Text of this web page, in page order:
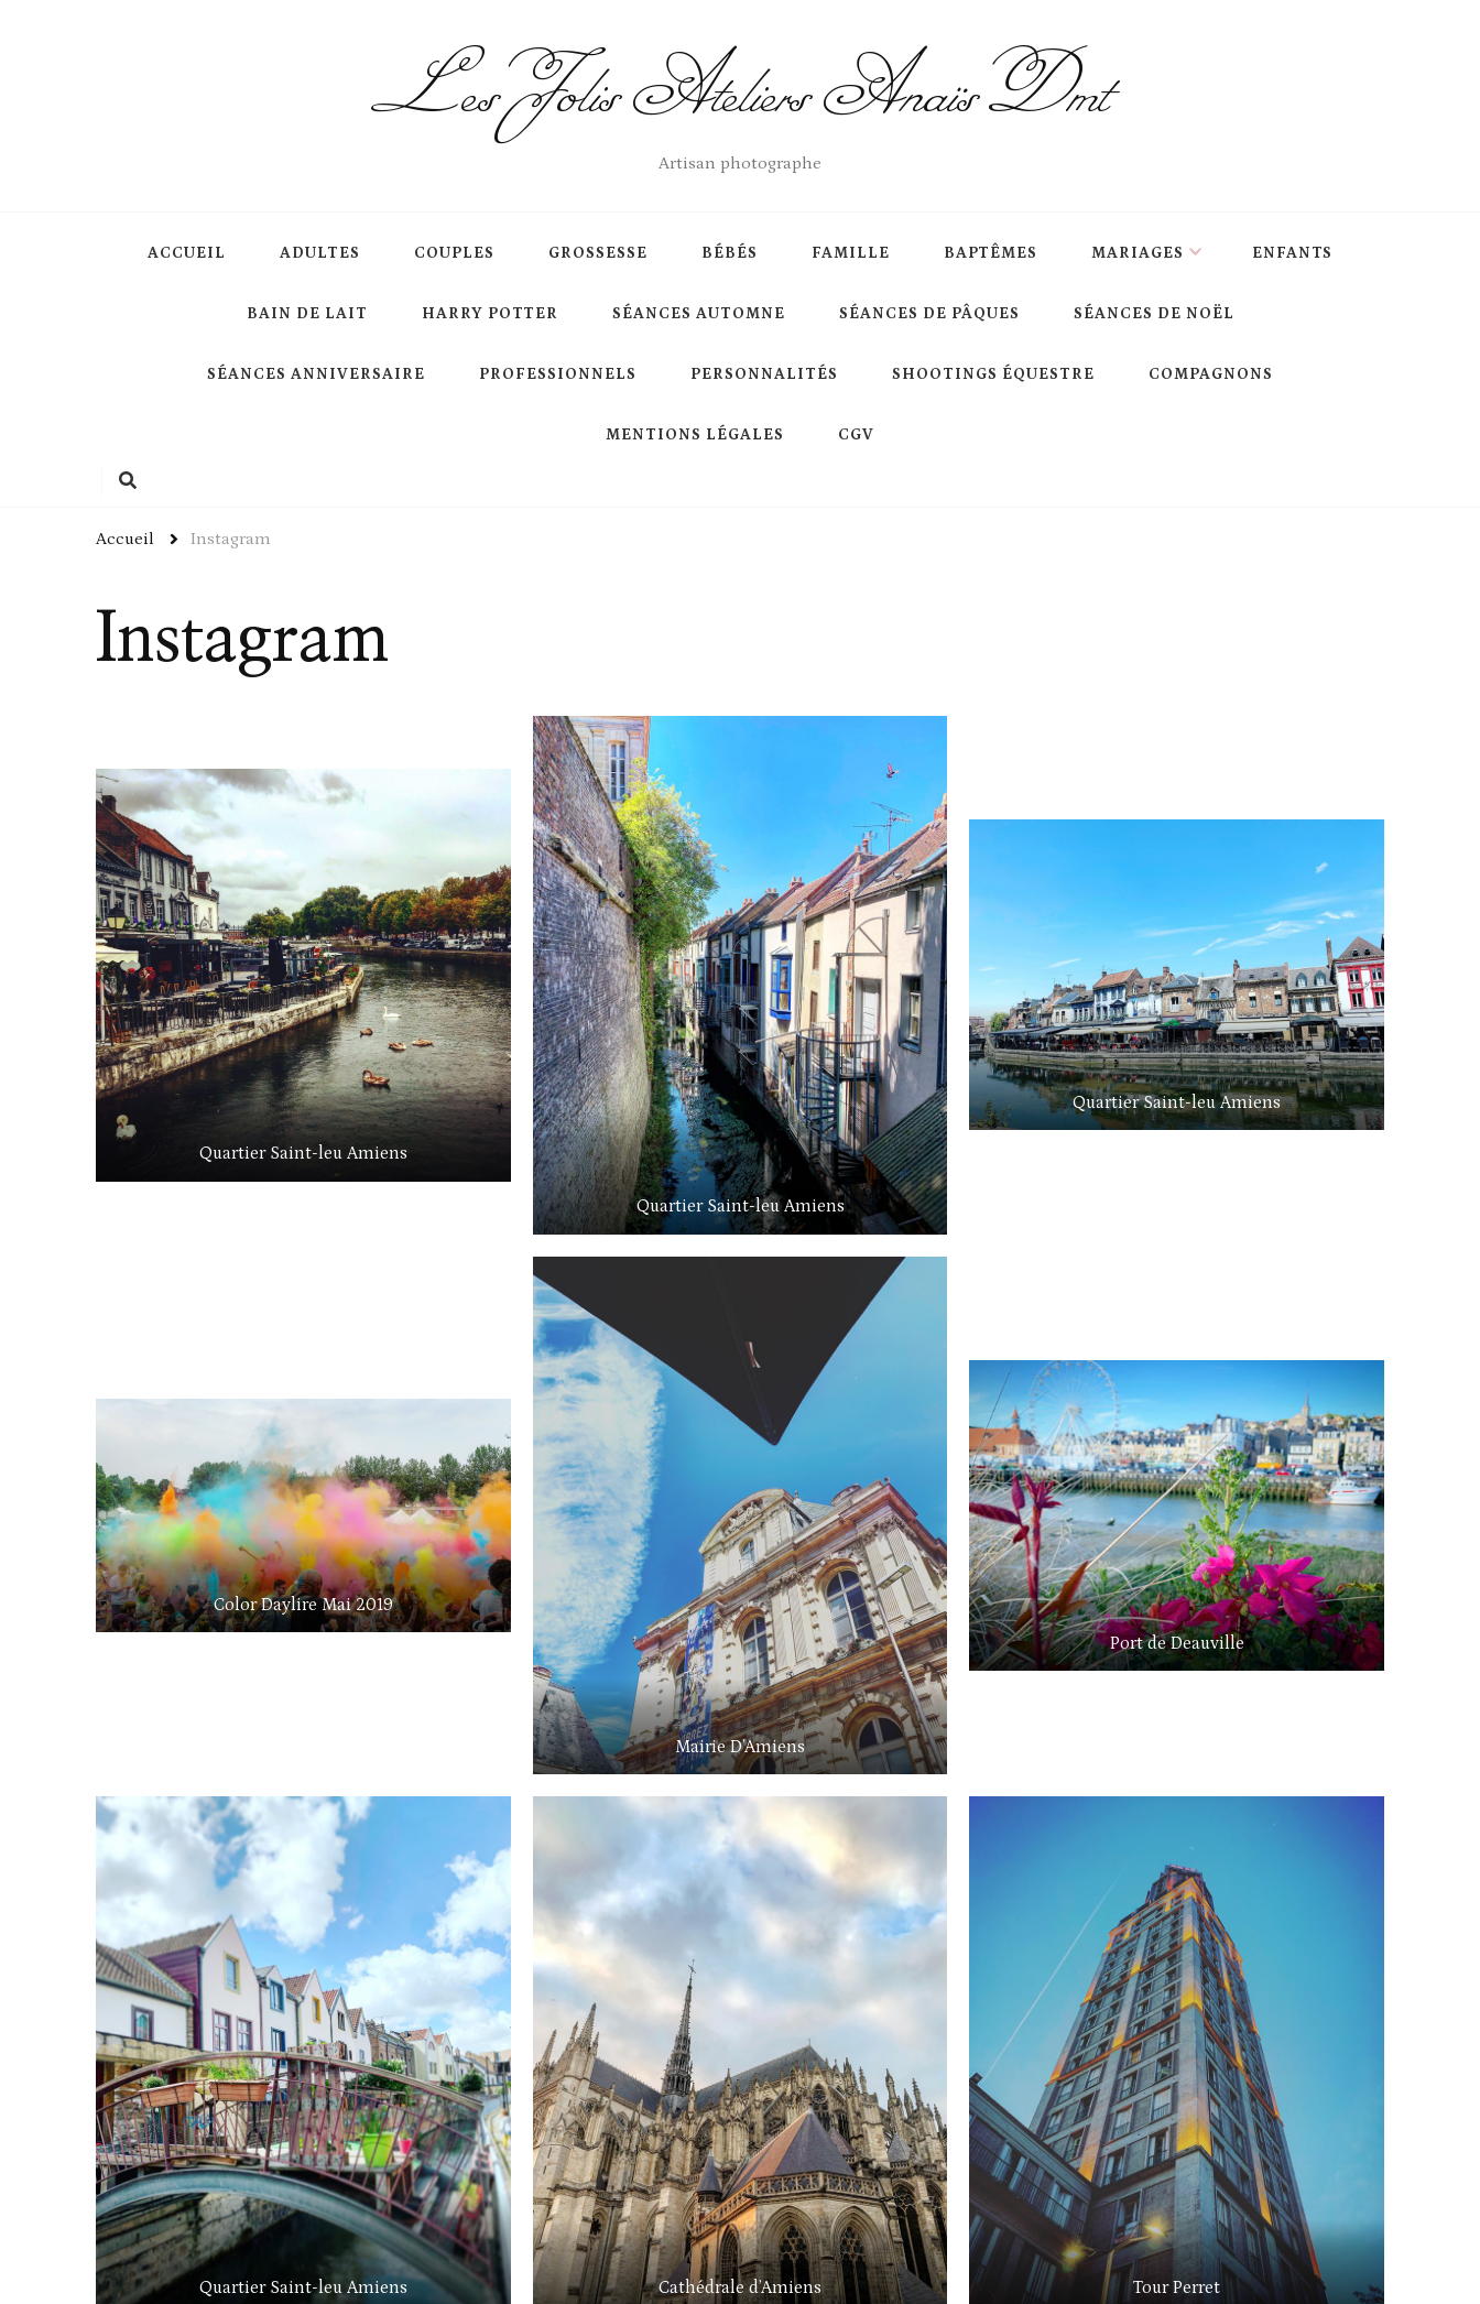
Les Jolis Ateliers Anaïs Dmt
Artisan photographe
ACCUEIL ADULTES COUPLES GROSSESSE BÉBÉS FAMILLE BAPTÊMES MARIAGES ENFANTS
BAIN DE LAIT HARRY POTTER SÉANCES AUTOMNE SÉANCES DE PÂQUES SÉANCES DE NOËL
SÉANCES ANNIVERSAIRE PROFESSIONNELS PERSONNALITÉS SHOOTINGS ÉQUESTRE COMPAGNONS
MENTIONS LÉGALES CGV
Accueil Instagram
Instagram
Quartier Saint-leu Amiens
Quartier Saint-leu Amiens
Quartier Saint-leu Amiens
Color Daylire Mai 2019
Mairie D’Amiens
Port de Deauville
Quartier Saint-leu Amiens Cathédrale d’Amiens Tour Perret